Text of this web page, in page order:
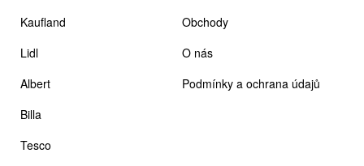
Kaufland
Lidl
Albert
Billa
Tesco
Obchody
O nás
Podmínky a ochrana údajů